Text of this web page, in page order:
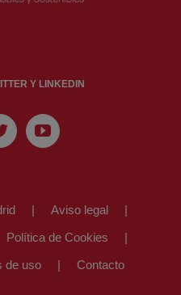
Y LINKEDIN
Aviso legal
Política de Cookies
de uso
Contacto